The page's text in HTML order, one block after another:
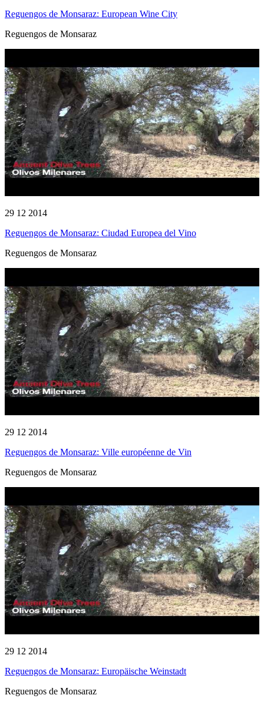
Reguengos de Monsaraz: European Wine City
Reguengos de Monsaraz
29 12 2014
Reguengos de Monsaraz: Ciudad Europea del Vino
Reguengos de Monsaraz
29 12 2014
Reguengos de Monsaraz: Ville européenne de Vin
Reguengos de Monsaraz
29 12 2014
Reguengos de Monsaraz: Europäische Weinstadt
Reguengos de Monsaraz